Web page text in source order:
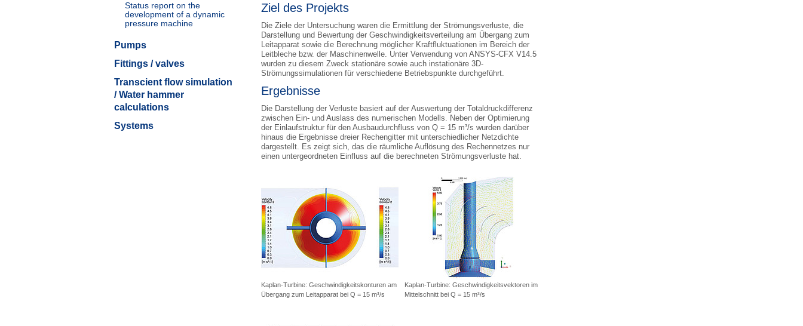
Status report on the
development of a dynamic
pressure machine
Pumps
Fittings / valves
Transcient flow simulation
/ Water hammer
calculations
Systems
Ziel des Projekts
Die Ziele der Untersuchung waren die Ermittlung der Strömungsverluste, die
Darstellung und Bewertung der Geschwindigkeitsverteilung am Übergang zum
Leitapparat sowie die Berechnung möglicher Kraftfluktuationen im Bereich der
Leitbleche bzw. der Maschinenwelle. Unter Verwendung von ANSYS-CFX V14.5
wurden zu diesem Zweck stationäre sowie auch instationäre 3D-
Strömungssimulationen für verschiedene Betriebspunkte durchgeführt.
Ergebnisse
Die Darstellung der Verluste basiert auf der Auswertung der Totaldruckdifferenz
zwischen Ein- und Auslass des numerischen Modells. Neben der Optimierung
der Einlaufstruktur für den Ausbaudurchfluss von Q = 15 m³/s wurden darüber
hinaus die Ergebnisse dreier Rechengitter mit unterschiedlicher Netzdichte
dargestellt. Es zeigt sich, das die räumliche Auflösung des Rechennetzes nur
einen untergeordneten Einfluss auf die berechneten Strömungsverluste hat.
Kaplan-Turbine: Geschwindigkeitskonturen am
Übergang zum Leitapparat bei Q = 15 m³/s
Kaplan-Turbine: Geschwindigkeitsvektoren im
Mittelschnitt bei Q = 15 m³/s